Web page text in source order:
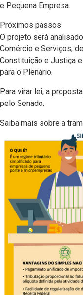
e Pequena Empresa.
Próximos passos
O projeto será
Comércio e Serviços;
Constituição e Justiça
para o Plenário.
Para virar lei, a
pelo Senado.
Saiba mais sobre a